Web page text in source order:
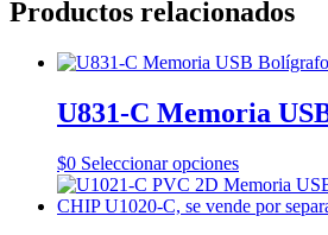
Productos relacionados
U831-C Memoria
$0 Seleccionar opcionesEste
producto
tiene